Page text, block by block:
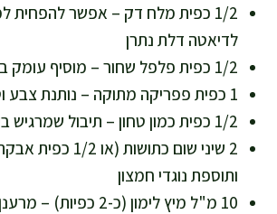
1/2 כפית מלח דק – אפשר להפחית
לדיאטה דלת נתרן
1/2 כפית פלפל שחור – מוסיף עומק בלי קלוריות
1 כפית פפריקה מתוקה – נותנת צבע וטעם חם
1/2 כפית כמון טחון – תיבול שמרגיש ביתי ומאזן מתיקות
2 שיני שום כתושות
ותוספת נוגדי חמצון
10 מ"ל מיץ לימון (כ-2